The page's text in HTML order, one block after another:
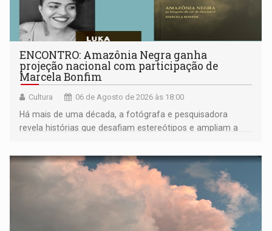
ENCONTRO: Amazônia Negra ganha
projeção nacional com participação de
Marcela Bonfim
Cultura 06 de Agosto de 2026 às 18:00
Há mais de uma década, a fotógrafa e pesquisadora
revela histórias que desafiam estereótipos e ampliam a
negras